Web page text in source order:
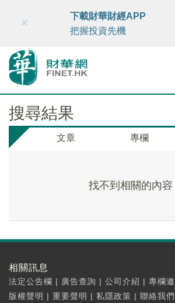
財華智庫網 FINTV FINMETA
×
下載財華財經APP
把握投資先機
搜尋結果
文章 專欄
找不到相關的內容
相關訊息
法定公告欄 | 廣告查詢 | 公司介紹 | 專欄
版權聲明 | 重要聲明 | 私隱政策 | 聯絡我們